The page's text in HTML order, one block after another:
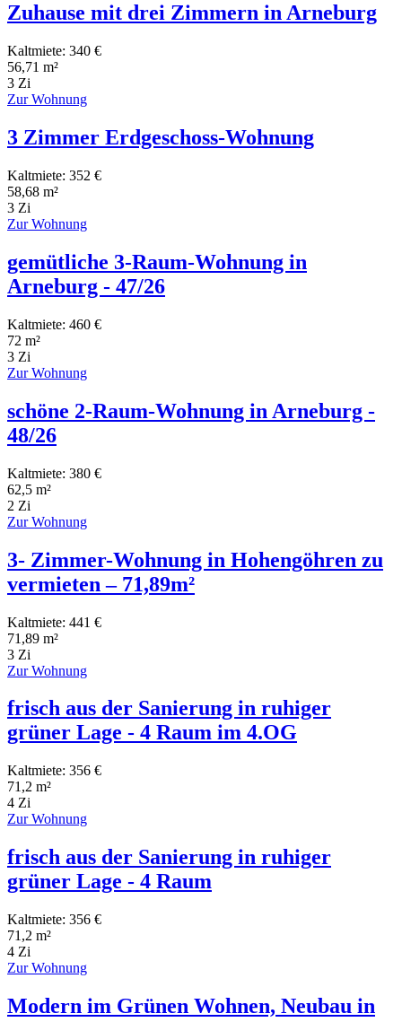
Zuhause mit drei Zimmern in Arneburg
Kaltmiete: 340 €
56,71 m²
3 Zi
Zur Wohnung
3 Zimmer Erdgeschoss-Wohnung
Kaltmiete: 352 €
58,68 m²
3 Zi
Zur Wohnung
gemütliche 3-Raum-Wohnung in
Arneburg - 47/26
Kaltmiete: 460 €
72 m²
3 Zi
Zur Wohnung
schöne 2-Raum-Wohnung in Arneburg -
48/26
Kaltmiete: 380 €
62,5 m²
2 Zi
Zur Wohnung
3- Zimmer-Wohnung in Hohengöhren zu
vermieten – 71,89m²
Kaltmiete: 441 €
71,89 m²
3 Zi
Zur Wohnung
frisch aus der Sanierung in ruhiger
grüner Lage - 4 Raum im 4.OG
Kaltmiete: 356 €
71,2 m²
4 Zi
Zur Wohnung
frisch aus der Sanierung in ruhiger
grüner Lage - 4 Raum
Kaltmiete: 356 €
71,2 m²
4 Zi
Zur Wohnung
Modern im Grünen Wohnen, Neubau in